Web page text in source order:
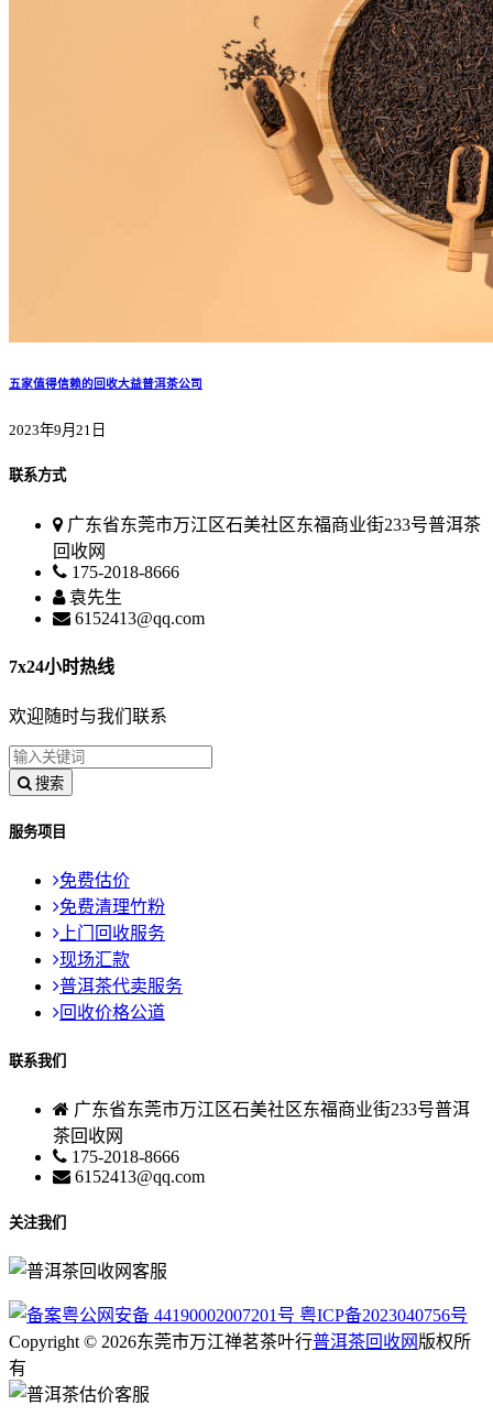
五家值得信赖的回收大益普洱茶公司
2023年9月21日
联系方式
广东省东莞市万江区石美社区东福商业街233号普洱茶
回收网
175-2018-8666
袁先生
6152413@qq.com
7x24小时热线
欢迎随时与我们联系
搜索
服务项目
免费估价
免费清理竹粉
上门回收服务
现场汇款
普洱茶代卖服务
回收价格公道
联系我们
广东省东莞市万江区石美社区东福商业街233号普洱
茶回收网
175-2018-8666
6152413@qq.com
关注我们
粤公网安备 44190002007201号 粤ICP备2023040756号
Copyright © 2026东莞市万江禅茗茶叶行普洱茶回收网 版权所
有